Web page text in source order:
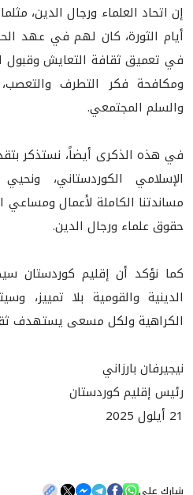
إن اتحاد العلماء ورجال الدين،
أيام الثورة، كان لهم في عهد
في تعميق ثقافة التعايش وقبول
ومكافحة فكر التطرف
والسلم المجتمعي.
في هذه الذكرى أيضاً، نستذكر
الإسلامي الكوردستاني،
مساندتنا الكاملة لأعمال
حقوق علماء ورجال الدين.
كما نؤكد أن إقليم كوردستان
الدينية والقومية بلا تمييز،
الكراهية ولكل مسعى يستهدف
نيجيرفان بارزاني
رئيس إقليم كوردستان
21 أيلول 2025
شارك على